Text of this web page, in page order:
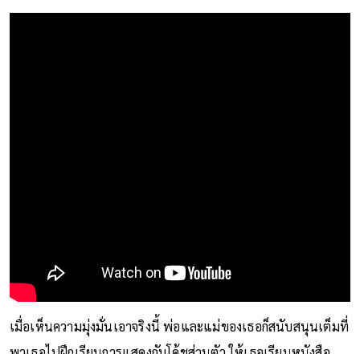
เมื่อเห็นความมุ่งมั่นเอาจริงนี้ พ่อและแม่ของเธอก็สนับสนุนเต็มที่